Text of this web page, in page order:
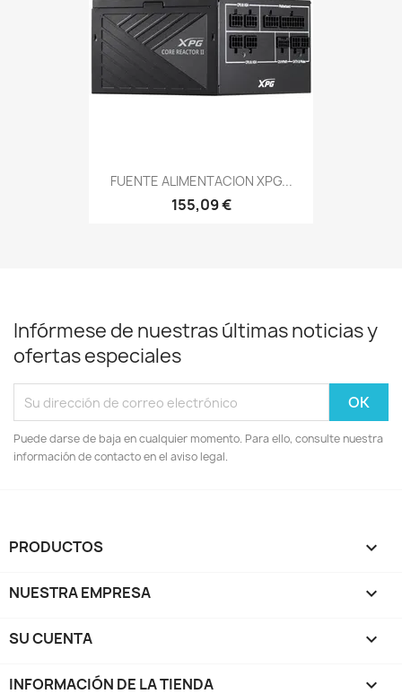
FUENTE ALIMENTACION XPG...
155,09 €
Infórmese de nuestras últimas noticias y
ofertas especiales
Puede darse de baja en cualquier momento. Para ello, consulte nuestra
información de contacto en el aviso legal.
PRODUCTOS 
NUESTRA EMPRESA 
SU CUENTA 
INFORMACIÓN DE LA TIENDA keyboard_arrow_down